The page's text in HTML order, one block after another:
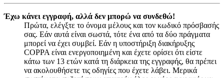
Έχω κάνει εγγραφή, αλλά δεν μπορώ να συνδεθώ!
Πρώτα, ελέγξτε το όνομα μέλους και τον κωδικό πρόσβασής
σας. Εάν αυτά είναι σωστά, τότε ένα από τα δύο πράγματα
μπορεί να έχει συμβεί. Εάν η υποστήριξη διακήρυξης
COPPA είναι ενεργοποιημένη και έχετε ορίσει ότι είστε
κάτω των 13 ετών κατά τη διάρκεια της εγγραφής, θα πρέπει
να ακολουθήσετε τις οδηγίες που έχετε λάβει. Μερικά